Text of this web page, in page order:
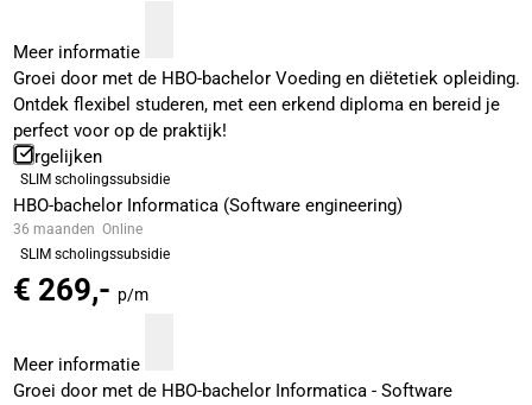
Meer informatie
Groei door met de HBO-bachelor Voeding en diëtetiek opleiding.
Ontdek flexibel studeren, met een erkend diploma en bereid je
perfect voor op de praktijk!
Vergelijken
SLIM scholingssubsidie
HBO-bachelor Informatica (Software engineering)
36 maanden Online
SLIM scholingssubsidie
€ 269,- p/m
Meer informatie
Groei door met de HBO-bachelor Informatica - Software